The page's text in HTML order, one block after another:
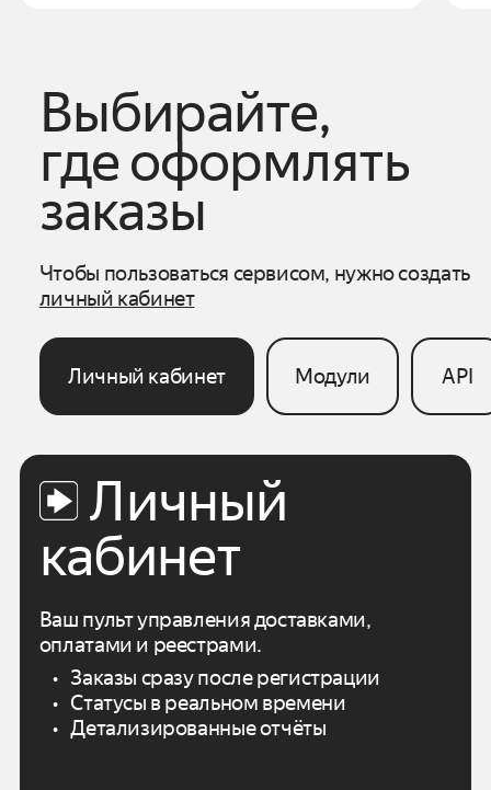
Выбирайте,
где оформлять
заказы
Чтобы пользоваться сервисом, нужно создать
личный кабинет
Личный кабинет Модули API
Личный
кабинет
Ваш пульт управления доставками,
оплатами и реестрами.
Заказы сразу после регистрации
Статусы в реальном времени
Детализированные отчёты